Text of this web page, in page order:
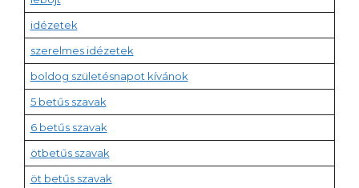
idézetek
szerelmes idézetek
boldog születésnapot kívánok
5 betűs szavak
6 betűs szavak
ötbetűs szavak
öt betűs szavak